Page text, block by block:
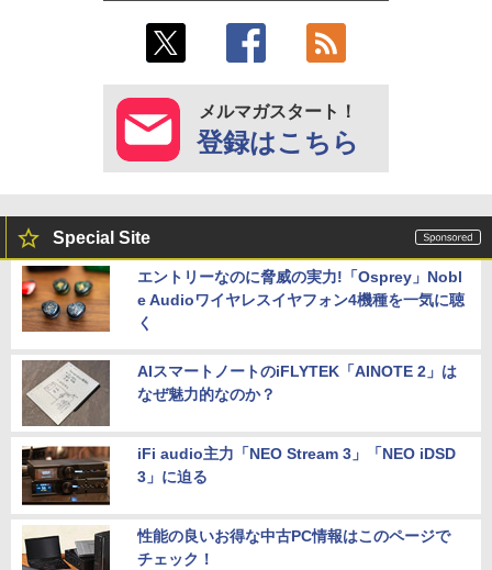
メルマガスタート！
登録はこちら
Special Site
エントリーなのに脅威の実力!「Osprey」Nobl
e Audioワイヤレスイヤフォン4機種を一気に聴
く
AIスマートノートのiFLYTEK「AINOTE 2」は
なぜ魅力的なのか？
iFi audio主力「NEO Stream 3」「NEO iDSD
3」に迫る
性能の良いお得な中古PC情報はこのページで
チェック！